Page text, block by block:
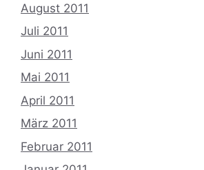
August 2011
Juli 2011
Juni 2011
Mai 2011
April 2011
März 2011
Februar 2011